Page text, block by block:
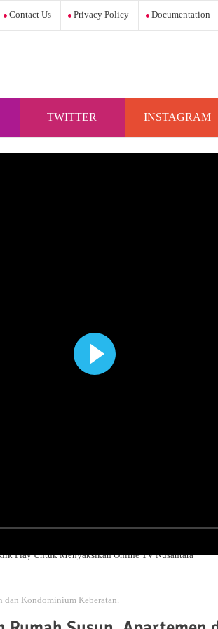
Contact Us Privacy Policy Documentation
TWITTER INSTAGRAM
Play Untuk Menyaksikan Online TV Nusantara
dan Kondominium Keberatan.